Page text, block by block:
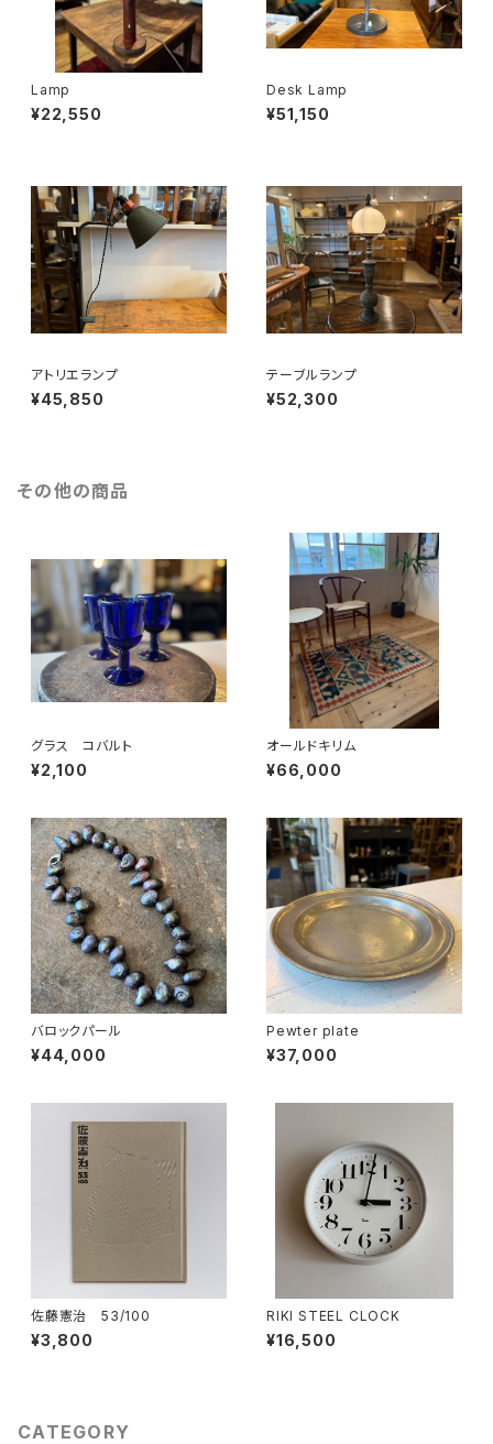
Lamp
¥22,550
Desk Lamp
¥51,150
アトリエランプ
¥45,850
テーブルランプ
¥52,300
その他の商品
グラス コバルト
¥2,100
オールドキリム
¥66,000
バロックパール
¥44,000
Pewter plate
¥37,000
佐藤憲治 53/100
¥3,800
RIKI STEEL CLOCK
¥16,500
CATEGORY